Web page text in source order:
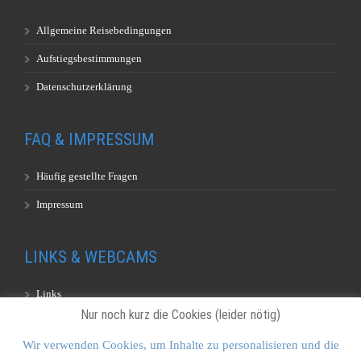
Allgemeine Reisebedingungen
Aufstiegsbestimmungen
Datenschutzerklärung
FAQ & IMPRESSUM
Häufig gestellte Fragen
Impressum
LINKS & WEBCAMS
Links
Nur noch kurz die Cookies (leider nötig)
Wir verwenden Cookies, um Inhalte zu personalisieren und die